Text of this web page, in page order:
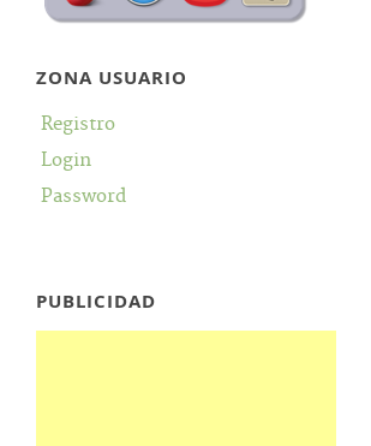
ZONA USUARIO
Registro
Login
Password
PUBLICIDAD